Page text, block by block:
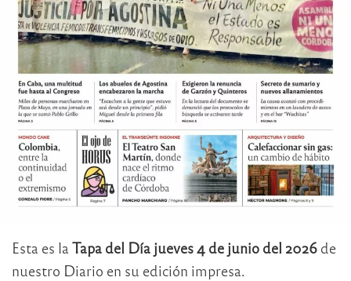
Esta es la Tapa del Día jueves 4 de junio del 2026 de
nuestro Diario en su edición impresa.